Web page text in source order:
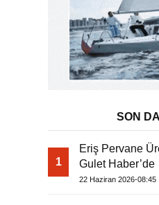
SON
1
Eriş Pervane
Gulet Haber’de
22 Haziran 2026-08:45